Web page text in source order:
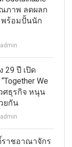
ภาพ ลดผลก
พร้อมปั้นนัก
admin
29 ปี เปิด
We
ศธุรกิจ หนุน
ยกัน
admin
าชอาณาจักร